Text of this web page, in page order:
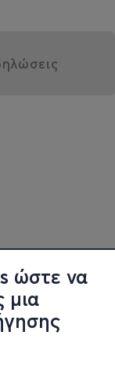
ώστε να
μια